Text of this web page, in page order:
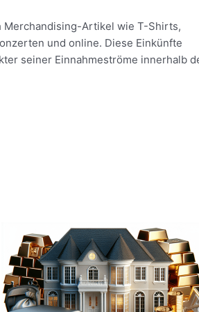
Merchandising-Artikel wie T-Shirts,
und online. Diese Einkünfte
seiner Einnahmeströme innerhalb